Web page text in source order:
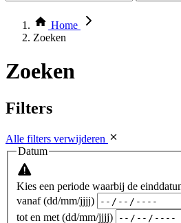
Home
Zoeken
Zoeken
Filters
Alle filters verwijderen
Datum
Kies een periode waarbij de
vanaf (dd/mm/jjjj)
tot en met (dd/mm/jjjj)